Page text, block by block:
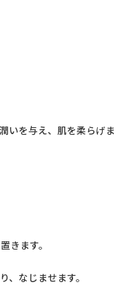
いを与え、肌を柔らげま
きます。
、なじませます。